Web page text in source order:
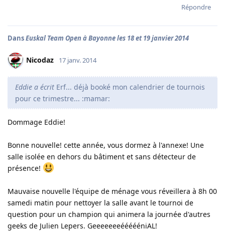
Répondre
DansEuskal Team Open à Bayonne les 18 et 19 janvier 2014
Nicodaz 17 janv. 2014
Eddie a écrit Erf... déjà booké mon calendrier de tournois
pour ce trimestre... :mamar:
Dommage Eddie!
Bonne nouvelle! cette année, vous dormez à l'annexe! Une
salle isolée en dehors du bâtiment et sans détecteur de
présence!
Mauvaise nouvelle l'équipe de ménage vous réveillera à 8h 00
samedi matin pour nettoyer la salle avant le tournoi de
question pour un champion qui animera la journée d'autres
geeks de Julien Lepers. GeeeeeeeéééééniAL!